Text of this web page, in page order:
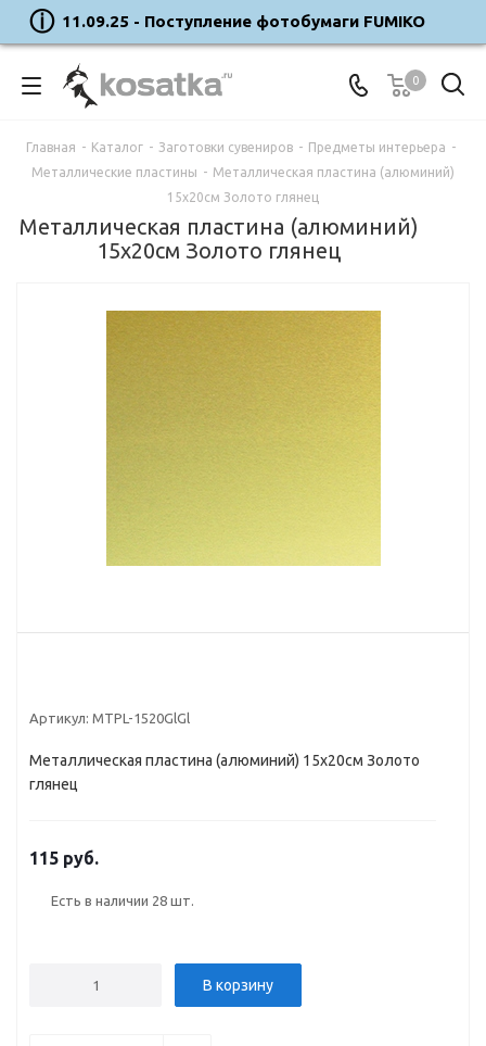
11.09.25 - Поступление фотобумаги FUMIKO
0
Главная - Каталог - Заготовки сувениров - Предметы интерьера -
Металлические пластины - Металлическая пластина (алюминий)
15х20см Золото глянец
Металлическая пластина (алюминий)
15х20см Золото глянец
Артикул: MTPL-1520GlGl
Металлическая пластина (алюминий) 15х20см Золото
глянец
115 руб.
Есть в наличии 28 шт.
В корзину